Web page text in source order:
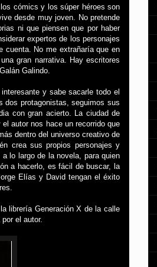
cómics y los súper héroes son
desde muy joven. No pretende
ni que piensen que por haber
expertos de los personajes
cuenta. No me extrañaría que en
gran narrativa. Hay escritores
Galindo.
y sabe sacarle todo el
dos protagonistas, seguimos sus
con gran acierto. La ciudad de
autor nos hace un recorrido que
dentro del universo creativo de
crea sus propios personajes y
lo largo de la novela, para quien
a hacerlo, es fácil de buscar, la
Elías y David tengan el éxito
librería Generación X de la calle
el autor.